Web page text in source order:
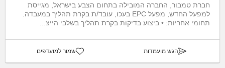
חברת טמבור, החברה המובילה בתחום הצבע בישראל, מגייסת
למפעל החדש, מפעל EPC בעכו, עובד/ת בקרת תהליך במעבדה.
תחומי אחריות: • ביצוע בדיקות בקרת תהליך בשלבי הייצ...
הגש מועמדות שמור למועדפים